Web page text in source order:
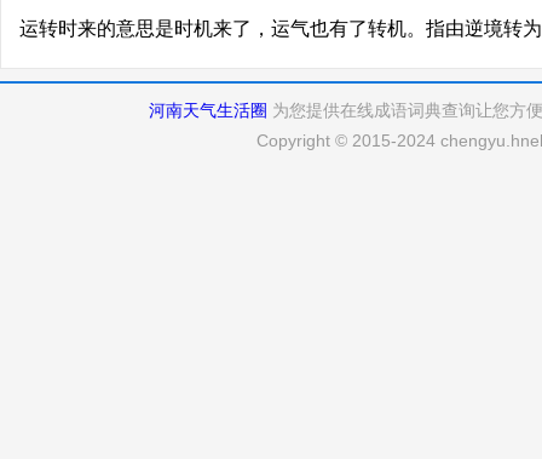
运转时来的意思是时机来了，运气也有了转机。指由逆境转
河南天气生活圈 为您提供在线成语词典查询让您方
Copyright © 2015-2024